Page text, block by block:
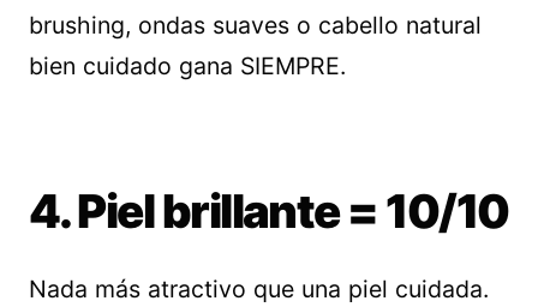
brushing, ondas suaves o cabello natural
bien cuidado gana SIEMPRE.
4. Piel brillante = 10/10
Nada más atractivo que una piel cuidada.